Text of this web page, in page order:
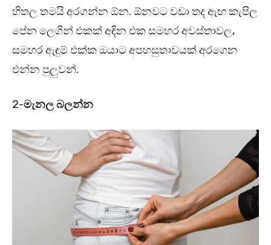
හිතල තමයි අරගන්න ඕන. ඕනවට වඩා තද ඇඟ කැපිල
පේන ලෙගින් එකක් අඳින එක සමහර අවස්තාවල,
සමහර ඇඳුම් එක්ක ඔයාට අපහසුතාවයක් අරගෙන
එන්න පුලුවන්.
2-මැනල බලන්න